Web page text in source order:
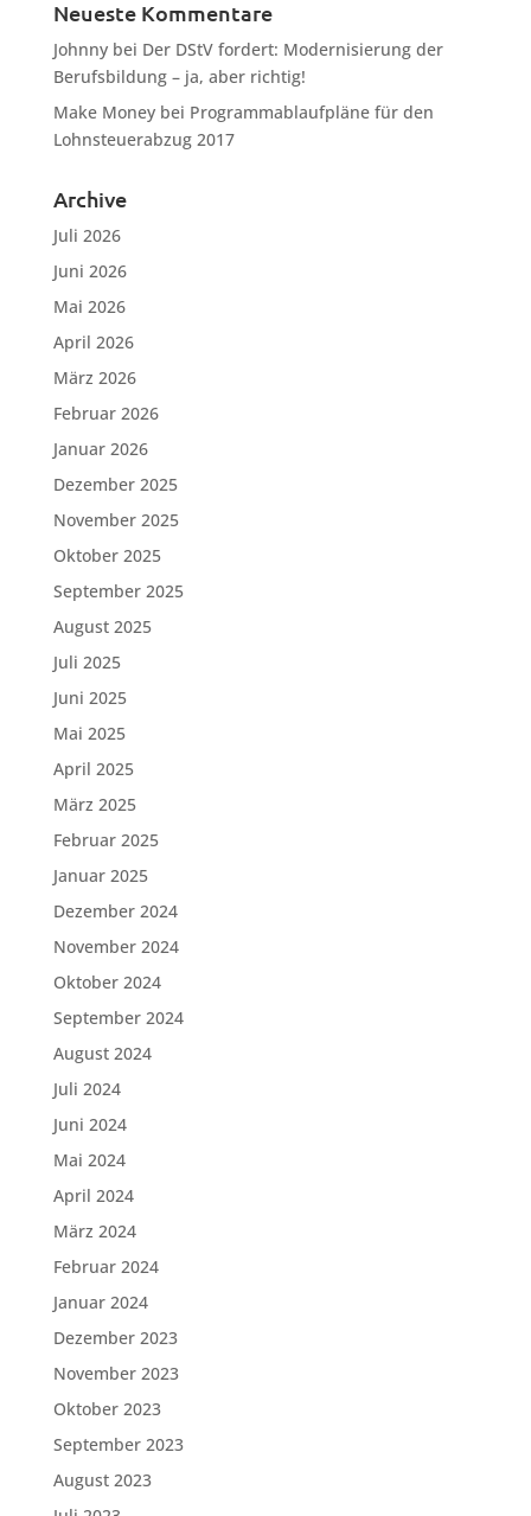
Neueste Kommentare
Johnnybei Der DStV fordert: Modernisierung der
Berufsbildung – ja, aber richtig!
Make Moneybei Programmablaufpläne für den
Lohnsteuerabzug 2017
Archive
Juli 2026
Juni 2026
Mai 2026
April 2026
März 2026
Februar 2026
Januar 2026
Dezember 2025
November 2025
Oktober 2025
September 2025
August 2025
Juli 2025
Juni 2025
Mai 2025
April 2025
März 2025
Februar 2025
Januar 2025
Dezember 2024
November 2024
Oktober 2024
September 2024
August 2024
Juli 2024
Juni 2024
Mai 2024
April 2024
März 2024
Februar 2024
Januar 2024
Dezember 2023
November 2023
Oktober 2023
September 2023
August 2023